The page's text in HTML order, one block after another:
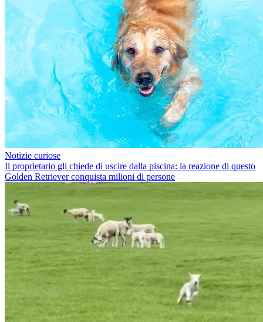
Notizie curiose
Il proprietario gli chiede di uscire dalla piscina: la reazione di questo
Golden Retriever conquista milioni di persone